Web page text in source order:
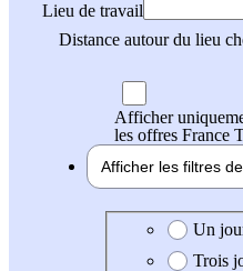
Lieu de travail
Distance autour du lieu
Afficher
les offres France
Afficher les filtres de
Date de création
Un
Trois